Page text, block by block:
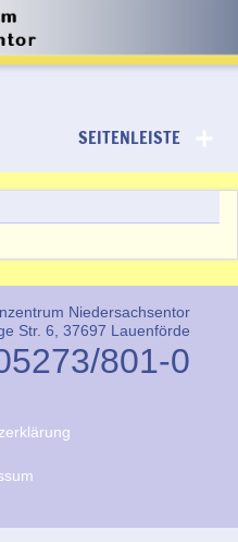
SEITENLEISTE
Niedersachsentor
Str. 6, 37697 Lauenförde
801-0